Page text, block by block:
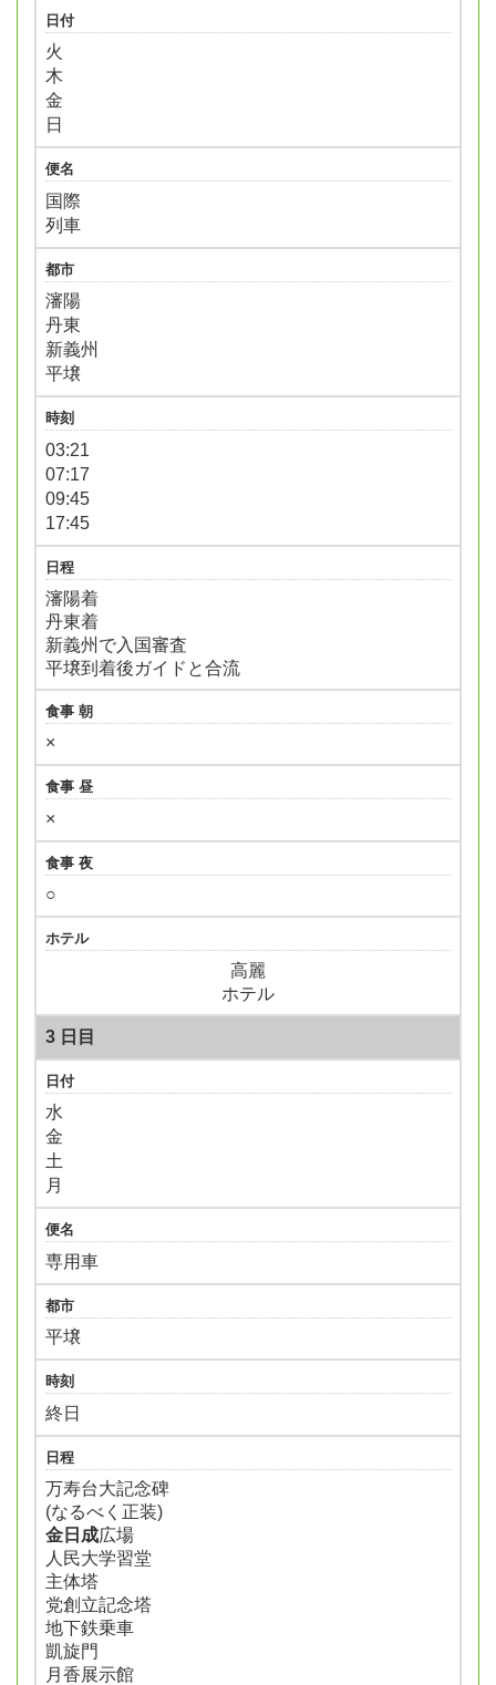
日付
火
木
金
日
便名
国際
列車
都市
瀋陽
丹東
新義州
平壌
時刻
03:21
07:17
09:45
17:45
日程
瀋陽着
丹東着
新義州で入国審査
平壌到着後ガイドと合流
食事 朝
×
食事 昼
×
食事 夜
○
ホテル
高麗
ホテル
3 日目
日付
水
金
土
月
便名
専用車
都市
平壌
時刻
終日
日程
万寿台大記念碑
(なるべく正装)
金日成広場
人民大学習堂
主体塔
党創立記念塔
地下鉄乗車
凱旋門
月香展示館